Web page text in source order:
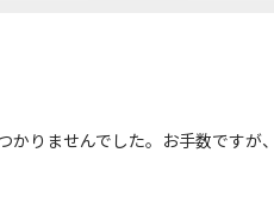
かりませんでした。お手数ですが